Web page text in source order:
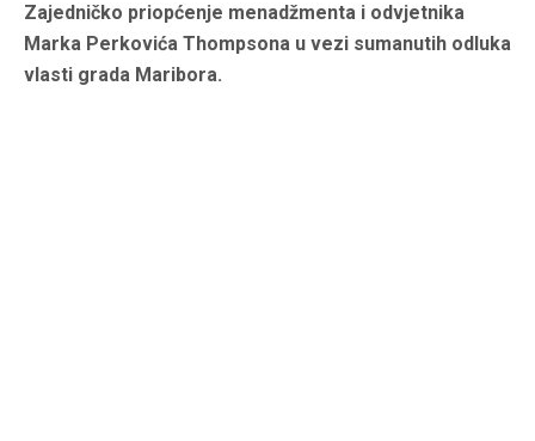
Zajedničko priopćenje menadžmenta i odvjetnika
Marka Perkovića Thompsona u vezi sumanutih odluka
vlasti grada Maribora.